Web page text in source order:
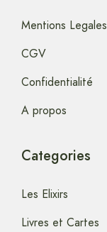
Mentions Legales
CGV
Confidentialité
A propos
Categories
Les Elixirs
Livres et Cartes